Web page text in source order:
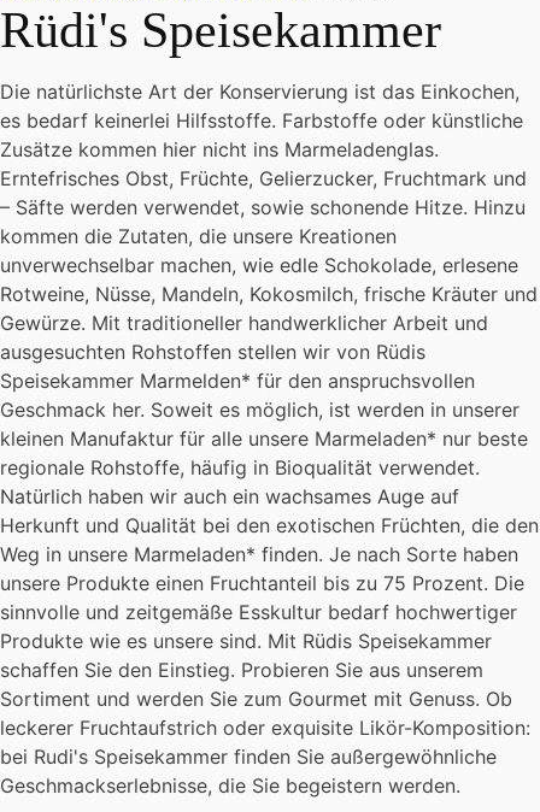
Rüdi's Speisekammer
Die natürlichste Art der Konservierung ist das Einkochen,
es bedarf keinerlei Hilfsstoffe. Farbstoffe oder künstliche
Zusätze kommen hier nicht ins Marmeladenglas.
Erntefrisches Obst, Früchte, Gelierzucker, Fruchtmark und
– Säfte werden verwendet, sowie schonende Hitze. Hinzu
kommen die Zutaten, die unsere Kreationen
unverwechselbar machen, wie edle Schokolade, erlesene
Rotweine, Nüsse, Mandeln, Kokosmilch, frische Kräuter und
Gewürze. Mit traditioneller handwerklicher Arbeit und
ausgesuchten Rohstoffen stellen wir von Rüdis
Speisekammer Marmelden* für den anspruchsvollen
Geschmack her. Soweit es möglich, ist werden in unserer
kleinen Manufaktur für alle unsere Marmeladen* nur beste
regionale Rohstoffe, häufig in Bioqualität verwendet.
Natürlich haben wir auch ein wachsames Auge auf
Herkunft und Qualität bei den exotischen Früchten, die den
Weg in unsere Marmeladen* finden. Je nach Sorte haben
unsere Produkte einen Fruchtanteil bis zu 75 Prozent. Die
sinnvolle und zeitgemäße Esskultur bedarf hochwertiger
Produkte wie es unsere sind. Mit Rüdis Speisekammer
schaffen Sie den Einstieg. Probieren Sie aus unserem
Sortiment und werden Sie zum Gourmet mit Genuss. Ob
leckerer Fruchtaufstrich oder exquisite Likör-Komposition:
bei Rudi's Speisekammer finden Sie außergewöhnliche
Geschmackserlebnisse, die Sie begeistern werden.